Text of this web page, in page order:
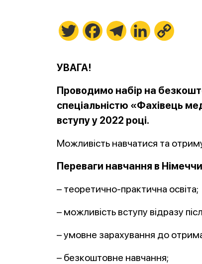
Twitter FacebookTelegramLinkedIn
УВАГА!
Проводимо набір на
спеціальністю «Фахівець
вступу у 2022 році.
Можливість навчатися та
Переваги навчання в
– теоретично-практична освіта;
– можливість вступу відразу
– умовне зарахування до
– безкоштовне навчання;